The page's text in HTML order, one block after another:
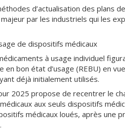
d’actualisation des plans
par les industriels qui les
de dispositifs médicaux
à usage individuel
en bon état d’usage (REBU) en
déjà initialement utilisés.
2025 propose de recentrer le
aux seuls dispositifs
médicaux loués, après une